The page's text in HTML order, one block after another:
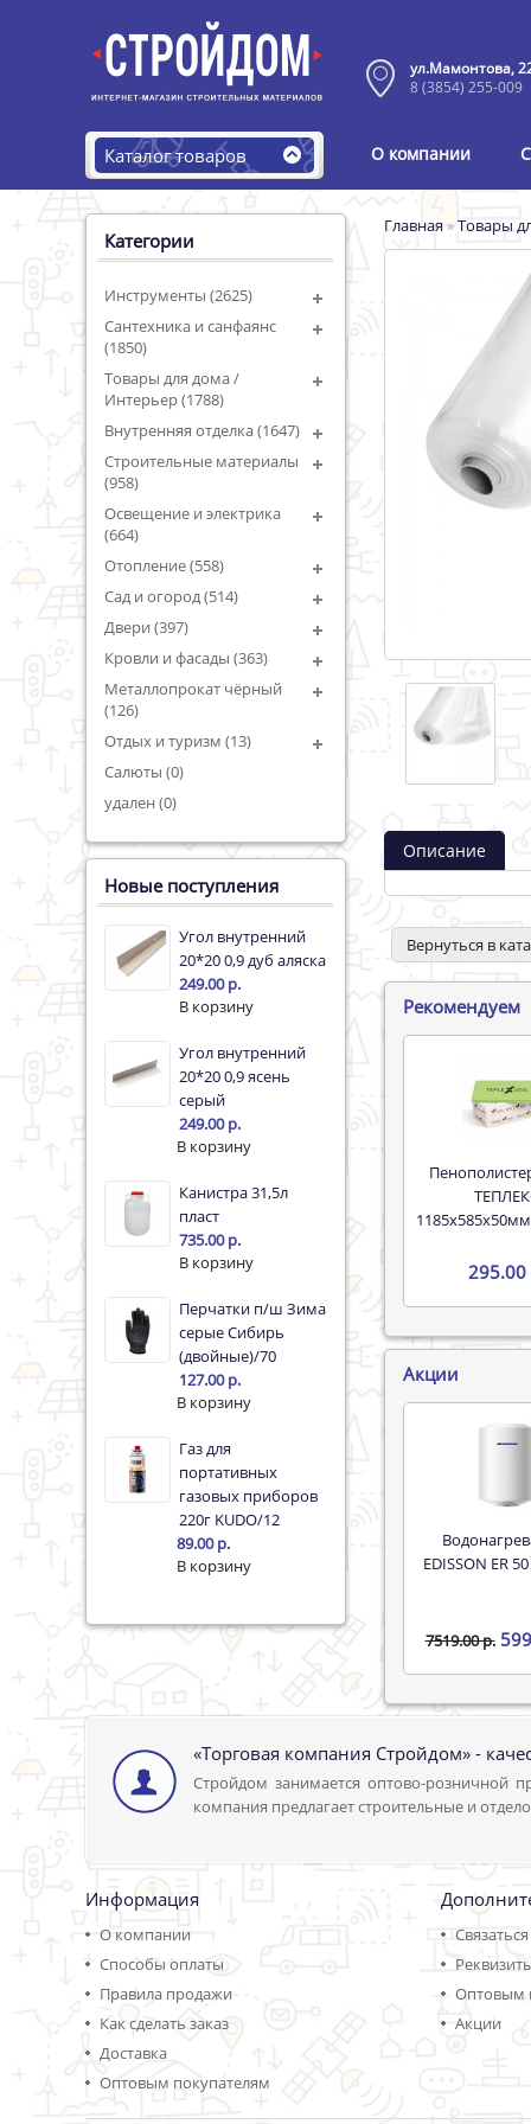
ул.Мамонтова,
8 (3854) 255-009
Каталог товаров О компании
Категории
Инструменты (2625)
Сантехника и санфаянс
(1850)
Товары для дома /
Интерьер (1788)
Внутренняя отделка (1647)
Строительные материалы
(958)
Освещение и электрика
(664)
Отопление (558)
Сад и огород (514)
Двери (397)
Кровли и фасады (363)
Металлопрокат чёрный
(126)
Отдых и туризм (13)
Салюты (0)
удален (0)
Новые поступления
Угол внутренний
20*20 0,9 дуб аляска
249.00 р.
Угол внутренний
20*20 0,9 ясень
серый
249.00 р.
Канистра 31,5л
пласт
735.00 р.
Перчатки п/ш Зима
серые Сибирь
(двойные)/70
127.00 р.
Газ для
портативных
газовых приборов
220г KUDO/12
89.00 р.
Главная»Товары
Описание
Вернуться в
Рекомендуем
Пенополистерол XPS
295.00
Акции
Водонагреватель
EDISSON ER
7519.00 р.
«Торговая компания Стройдом» -
Стройдом занимается оптово-розничной
компания предлагает строительные и
Информация
О компании
Способы оплаты
Правила продажи
Как сделать заказ
Доставка
Оптовым покупателям
Оптовым
Акции